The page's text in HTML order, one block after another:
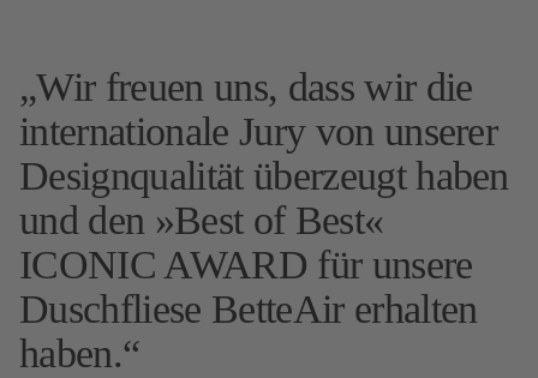
Wir freuen uns, dass wir die
internationale Jury von unserer
Designqualität überzeugt haben
und den »Best of Best«
ICONIC AWARD für unsere
Duschfliese BetteAir erhalten
haben.